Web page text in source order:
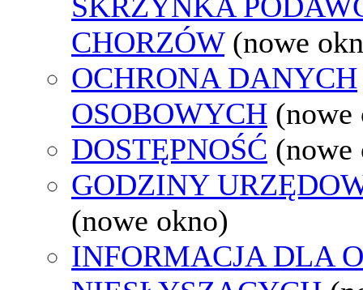
CHORZÓW (nowe
OCHRONA DANYCH
OSOBOWYCH (nowe
DOSTĘPNOŚĆ (nowe
GODZINY
(nowe okno)
INFORMACJA DLA